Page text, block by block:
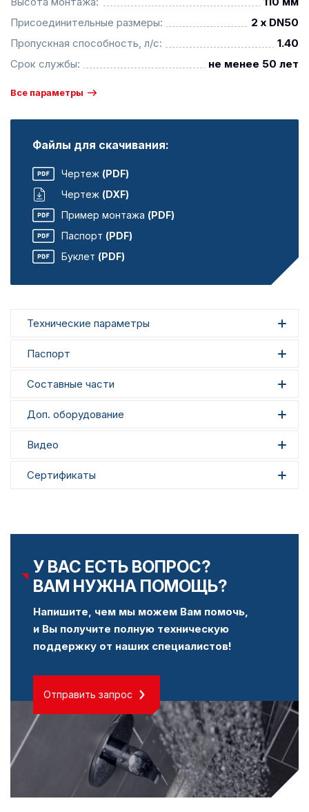
Присоединительные размеры:
2 x DN50
Пропускная способность, л/с:
1.40
Срок службы:
не менее 50 лет
Все параметры
Файлы для скачивания:
Чертеж (PDF)
Чертеж (DXF)
Пример монтажа (PDF)
Паспорт (PDF)
Буклет (PDF)
Технические параметры
Паспорт
Составные части
Доп. оборудование
Видео
Сертификаты
У ВАС ЕСТЬ ВОПРОС?
ВАМ НУЖНА ПОМОЩЬ?
Напишите, чем мы можем Вам помочь,
и Вы получите полную техническую
поддержку от наших специалистов!
Отправить запрос